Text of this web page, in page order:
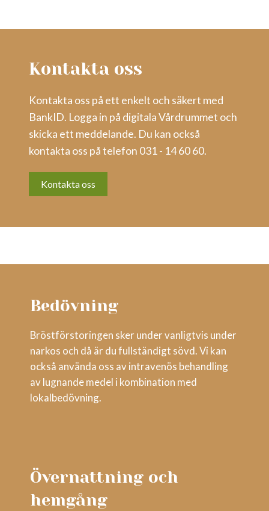
Kontakta oss
Kontakta oss på ett enkelt och säkert med
BankID. Logga in på digitala Vårdrummet och
skicka ett meddelande. Du kan också
kontakta oss på telefon 031 - 14 60 60.
Kontakta oss
Bedövning
Bröstförstoringen sker under vanligtvis under
narkos och då är du fullständigt sövd. Vi kan
också använda oss av intravenös behandling
av lugnande medel i kombination med
lokalbedövning.
Övernattning och
hemgång